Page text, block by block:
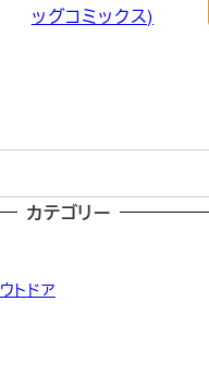
ッグコミックス)
カテゴリー
トドア